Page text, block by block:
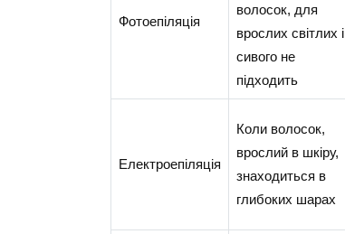
Фотоепіляція
волосок, для
врослих світлих і
сивого не
підходить
Електроепіляція
Коли волосок,
врослий в шкіру,
знаходиться в
глибоких шарах